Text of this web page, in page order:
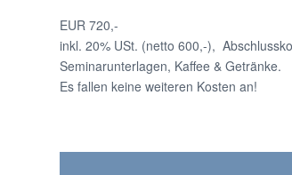
EUR 720,-
inkl. 20% USt. (netto 600,-),
Seminarunterlagen, Kaffee & Getränke.
Es fallen keine weiteren Kosten an!